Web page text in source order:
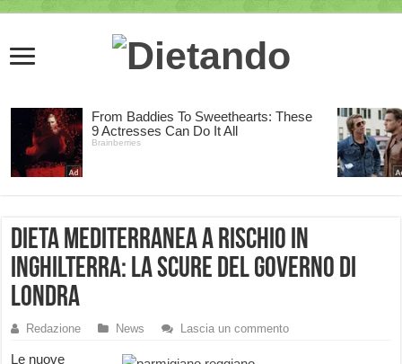
Dieta Mediterranea a rischio in
Inghilterra: la scure del governo di
Londra
Redazione News Lascia un commento
Le nuove